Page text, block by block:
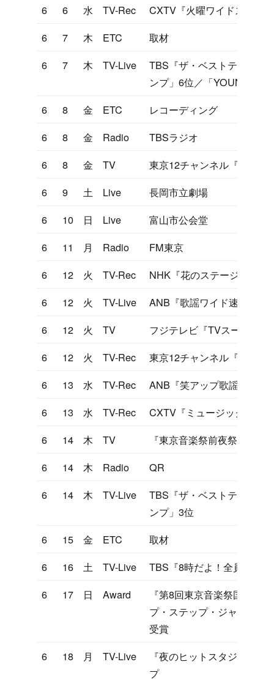
6
6 水 TV-Rec
CXTV『火曜ワイドスペシ
6
7 木 ETC
取材
6
7 木 TV-Live
TBS『ザ・ベストテン』「
ンプ」6位／「YOUNG
6
8 金 ETC
レコーディング
6
8 金 Radio
TBSラジオ
6
8 金 TV
東京12チャンネル『凹凸大
6
9 土 Live
長岡市立劇場
6
10 日 Live
富山市公会堂
6
11 月 Radio
FM東京
6
12 火 TV-Rec
NHK『花のステージ』
6
12 火 TV-Live
ANB『歌謡ワイド速報』
6
12 火 TV
フジテレビ『TVスーパーヒ
6
12 火 TV-Rec
東京12チャンネル『ヤンヤ
6
13 水 TV-Rec
ANB『笑アップ歌謡曲大作
6
13 水 TV-Rec
CXTV『ミュージックフェ
6
14 木 TV
『東京音楽祭前夜祭』
6
14 木 Radio
QR
6
14 木 TV-Live
TBS『ザ・ベストテン』「
ンプ」3位
6
15 金 ETC
取材
6
16 土 TV-Live
TBS『8時だよ！全員集合』
6
17 日 Award
『第8回東京音楽祭国内大
プ・ステップ・ジャンプ」
受賞
6
18 月 TV-Live
『夜のヒットスタジオ』
プ